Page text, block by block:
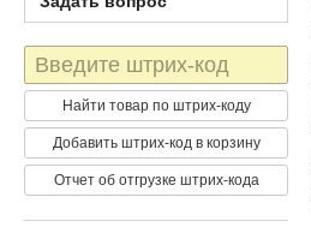
Штрих-
код
Найти товар по штрих-коду
Добавить штрих-код в корзину
Отчет об отгрузке штрих-кода